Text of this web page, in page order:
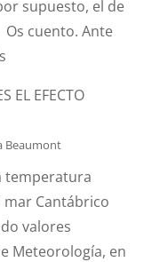
supuesto, el de
cuento. Ante
:
DE
Y
PILLERÍAS
PORTUARIAS
EL EFECTO
Beaumont
temperatura
Cantábrico
valores
Meteorología, en